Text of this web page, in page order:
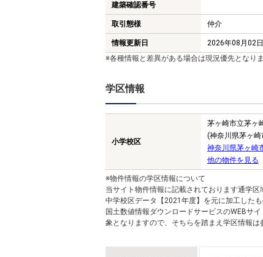
建築確認番号
取引態様 仲介
情報更新日 2026年08月02日
※各種情報と差異がある場合は現況優先となり
学区情報
小学校区
茅ヶ崎市立茅ヶ
(神奈川県茅ヶ崎
神奈川県茅ヶ崎
他の物件を見る
※物件情報の学区情報について
当サイト物件情報に記載されております通学
中学校区データ【2021年度】を元に加工した
国土数値情報ダウンロードサービスのWEBサ
象となりますので、そちらを踏まえ学区情報は